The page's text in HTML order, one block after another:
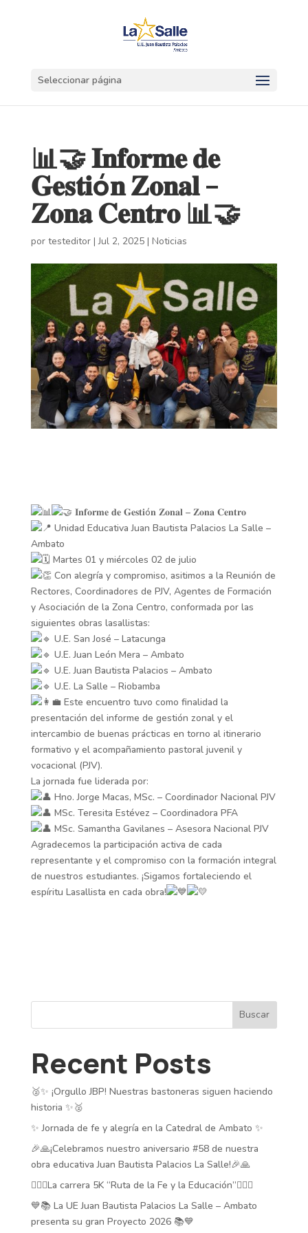
Seleccionar página
📊🤝 𝐈𝐧𝐟𝐨𝐫𝐦𝐞 𝐝𝐞
𝐆𝐞𝐬𝐭𝐢ó𝐧 𝐙𝐨𝐧𝐚𝐥 –
𝐙𝐨𝐧𝐚 𝐂𝐞𝐧𝐭𝐫𝐨 📊🤝
por testeditor|Jul 2, 2025| Noticias
𝐈𝐧𝐟𝐨𝐫𝐦𝐞 𝐝𝐞 𝐆𝐞𝐬𝐭𝐢ó𝐧 𝐙𝐨𝐧𝐚𝐥 – 𝐙𝐨𝐧𝐚 𝐂𝐞𝐧𝐭𝐫𝐨
Unidad Educativa Juan Bautista Palacios La Salle –
Ambato
Martes 01 y miércoles 02 de julio
Con alegría y compromiso, asitimos a la Reunión de
Rectores, Coordinadores de PJV, Agentes de Formación
y Asociación de la Zona Centro, conformada por las
siguientes obras lasallistas:
U.E. San José – Latacunga
U.E. Juan León Mera – Ambato
U.E. Juan Bautista Palacios – Ambato
U.E. La Salle – Riobamba
Este encuentro tuvo como finalidad la
presentación del informe de gestión zonal y el
intercambio de buenas prácticas en torno al itinerario
formativo y el acompañamiento pastoral juvenil y
vocacional (PJV).
La jornada fue liderada por:
Hno. Jorge Macas, MSc. – Coordinador Nacional PJV
MSc. Teresita Estévez – Coordinadora PFA
MSc. Samantha Gavilanes – Asesora Nacional PJV
Agradecemos la participación activa de cada
representante y el compromiso con la formación integral
de nuestros estudiantes. ¡Sigamos fortaleciendo el
espíritu Lasallista en cada obra!
Buscar
Recent Posts
🥈✨ ¡Orgullo JBP! Nuestras bastoneras siguen haciendo
historia ✨🥈
✨ Jornada de fe y alegría en la Catedral de Ambato ✨
🎉🙏¡Celebramos nuestro aniversario #58 de nuestra
obra educativa Juan Bautista Palacios La Salle!🎉🙏
🏃‍♂️✨La carrera 5K “Ruta de la Fe y la Educación”🏃‍♂️✨
💙📚 La UE Juan Bautista Palacios La Salle – Ambato
presenta su gran Proyecto 2026 📚💙